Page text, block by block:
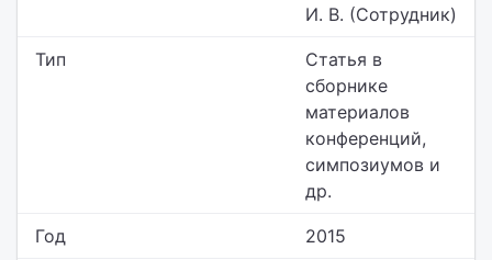
И. В. (Сотрудник)
Тип
Статья в
сборнике
материалов
конференций,
симпозиумов и
др.
Год 2015